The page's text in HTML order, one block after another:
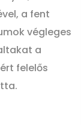
a fent
végleges
a
felelős